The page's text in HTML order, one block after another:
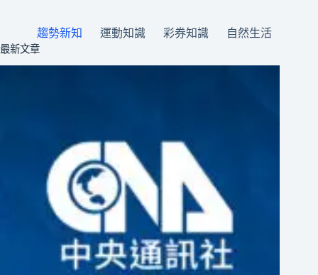
趨勢新知 運動知識 彩券知識 自然生活
最新文章